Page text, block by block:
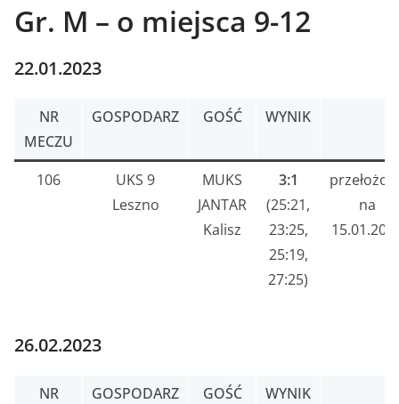
Gr. M – o miejsca 9-12
22.01.2023
NR
MECZU
GOSPODARZ GOŚĆ WYNIK
106
UKS 9
Leszno
MUKS
JANTAR
Kalisz
3:1
(25:21,
23:25,
25:19,
27:25)
na
26.02.2023
NR
GOSPODARZ GOŚĆ WYNIK